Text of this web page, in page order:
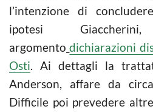
l’intenzione di
ipotesi
argomento dichiarazioni
Osti. Ai dettagli la
Anderson, affare da
Difficile poi prevedere